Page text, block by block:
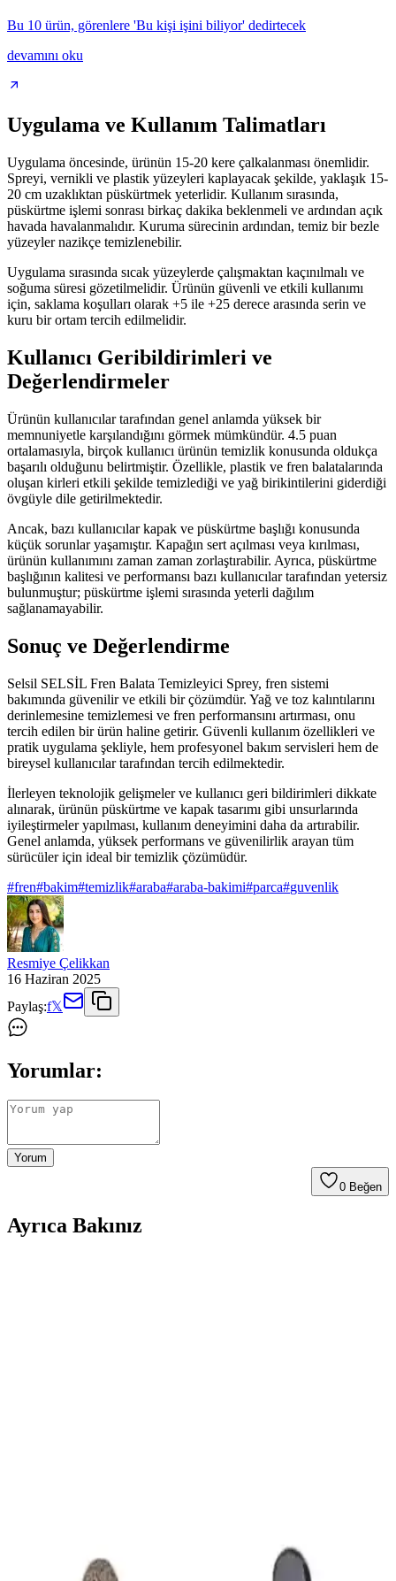
Bu 10 ürün, görenlere 'Bu kişi işini biliyor' dedirtecek
devamını oku
Uygulama ve Kullanım Talimatları
Uygulama öncesinde, ürünün 15-20 kere çalkalanması önemlidir.
Spreyi, vernikli ve plastik yüzeyleri kaplayacak şekilde, yaklaşık 15-
20 cm uzaklıktan püskürtmek yeterlidir. Kullanım sırasında,
püskürtme işlemi sonrası birkaç dakika beklenmeli ve ardından açık
havada havalanmalıdır. Kuruma sürecinin ardından, temiz bir bezle
yüzeyler nazikçe temizlenebilir.
Uygulama sırasında sıcak yüzeylerde çalışmaktan kaçınılmalı ve
soğuma süresi gözetilmelidir. Ürünün güvenli ve etkili kullanımı
için, saklama koşulları olarak +5 ile +25 derece arasında serin ve
kuru bir ortam tercih edilmelidir.
Kullanıcı Geribildirimleri ve
Değerlendirmeler
Ürünün kullanıcılar tarafından genel anlamda yüksek bir
memnuniyetle karşılandığını görmek mümkündür. 4.5 puan
ortalamasıyla, birçok kullanıcı ürünün temizlik konusunda oldukça
başarılı olduğunu belirtmiştir. Özellikle, plastik ve fren balatalarında
oluşan kirleri etkili şekilde temizlediği ve yağ birikintilerini giderdiği
övgüyle dile getirilmektedir.
Ancak, bazı kullanıcılar kapak ve püskürtme başlığı konusunda
küçük sorunlar yaşamıştır. Kapağın sert açılması veya kırılması,
ürünün kullanımını zaman zaman zorlaştırabilir. Ayrıca, püskürtme
başlığının kalitesi ve performansı bazı kullanıcılar tarafından yetersiz
bulunmuştur; püskürtme işlemi sırasında yeterli dağılım
sağlanamayabilir.
Sonuç ve Değerlendirme
Selsil SELSİL Fren Balata Temizleyici Sprey, fren sistemi
bakımında güvenilir ve etkili bir çözümdür. Yağ ve toz kalıntılarını
derinlemesine temizlemesi ve fren performansını artırması, onu
tercih edilen bir ürün haline getirir. Güvenli kullanım özellikleri ve
pratik uygulama şekliyle, hem profesyonel bakım servisleri hem de
bireysel kullanıcılar tarafından tercih edilmektedir.
İlerleyen teknolojik gelişmeler ve kullanıcı geri bildirimleri dikkate
alınarak, ürünün püskürtme ve kapak tasarımı gibi unsurlarında
iyileştirmeler yapılması, kullanım deneyimini daha da artırabilir.
Genel anlamda, yüksek performans ve güvenilirlik arayan tüm
sürücüler için ideal bir temizlik çözümüdür.
#fren#bakim#temizlik#araba#araba-bakimi#parca#guvenlik
Resmiye Çelikkan
16 Haziran 2025
Paylaş:f𝕏
Yorumlar:
Yorum
0 Beğen
Ayrıca Bakınız
Dayanıklı ve Kolay Montajlı Bisiklet Frenleri